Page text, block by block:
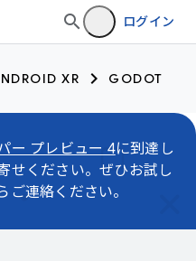
ログイン
XR GODOT
ー プレビュー 4に到達し
せください。ぜひお試し
ご連絡ください。